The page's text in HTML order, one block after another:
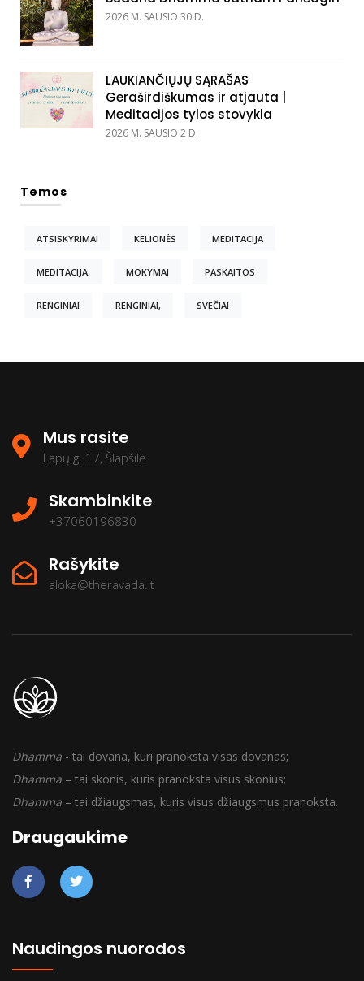
2026 M. SAUSIO 30 D.
LAUKIANČIŲJŲ SĄRAŠAS
Geraširdiškumas ir atjauta |
Meditacijos tylos stovykla
2026 M. SAUSIO 2 D.
Temos
ATSISKYRIMAI KELIONĖS MEDITACIJA
MEDITACIJA, MOKYMAI PASKAITOS
RENGINIAI RENGINIAI, SVEČIAI
Mus rasite
Lapų g. 17, Šlapšilė
Skambinkite
+37060196830
Rašykite
aloka@theravada.lt
Dhamma - tai dovana, kuri pranoksta visas dovanas;
Dhamma – tai skonis, kuris pranoksta visus skonius;
Dhamma – tai džiaugsmas, kuris visus džiaugsmus pranoksta.
Draugaukime
Naudingos nuorodos